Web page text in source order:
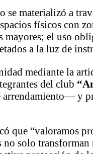
materializó a
físicos con
mayores; el uso
a la luz de
mediante la
del club
y
que “valoramos
solo